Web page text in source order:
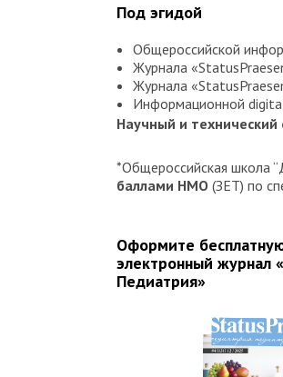
Под эгидой
Общероссийской
Журнала
Журнала
Информационной
Научный и технический
*Общероссийская школа
баллами НМО (ЗЕТ) по
Оформите
электронный журнал
Педиатрия»